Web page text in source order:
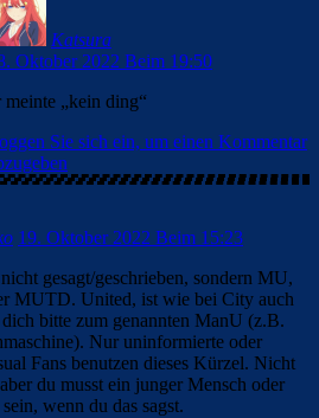
Katsura
Oktober 2022 Beim 19:50
meinte „kein ding“
Sie sich ein, um einen Kommentar
19. Oktober 2022 Beim 15:23
gesagt/geschrieben, sondern MU,
MUTD. United, ist wie bei City auch
bitte zum genannten ManU (z.B.
Nur uninformierte oder
Fans benutzen dieses Kürzel. Nicht
du musst ein junger Mensch oder
wenn du das sagst.